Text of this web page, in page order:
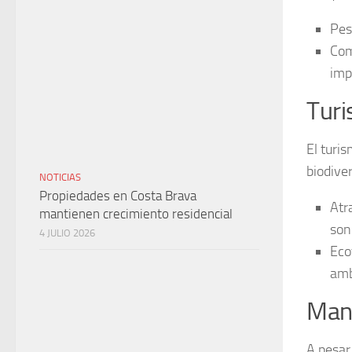
El
NOTICIAS
Propiedades en Costa Brava
mantienen crecimiento residencial
4 JULIO 2026